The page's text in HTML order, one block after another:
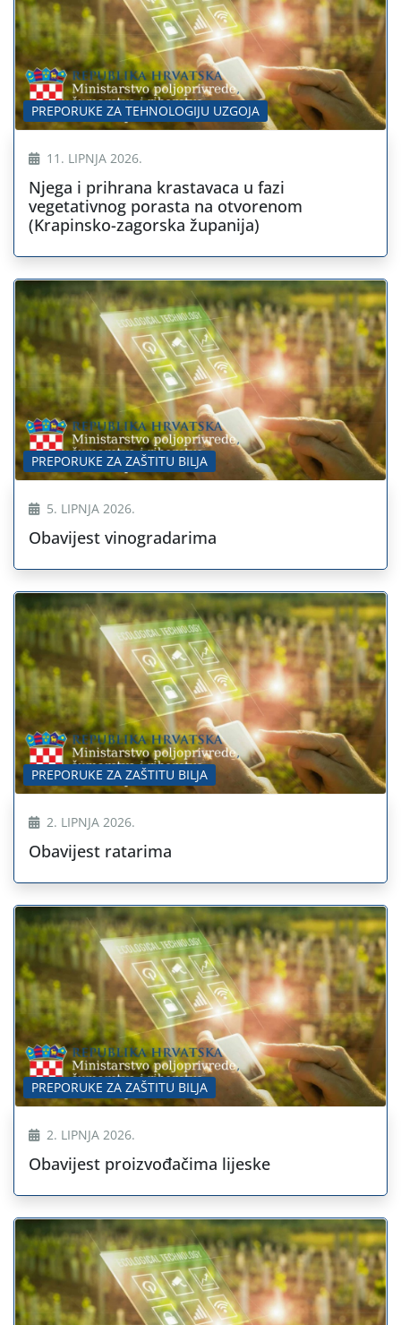
PREPORUKE ZA TEHNOLOGIJU UZGOJA
11. LIPNJA 2026.
Njega i prihrana krastavaca u fazi
vegetativnog porasta na otvorenom
(Krapinsko-zagorska županija)
PREPORUKE ZA ZAŠTITU BILJA
5. LIPNJA 2026.
Obavijest vinogradarima
PREPORUKE ZA ZAŠTITU BILJA
2. LIPNJA 2026.
Obavijest ratarima
PREPORUKE ZA ZAŠTITU BILJA
2. LIPNJA 2026.
Obavijest proizvođačima lijeske